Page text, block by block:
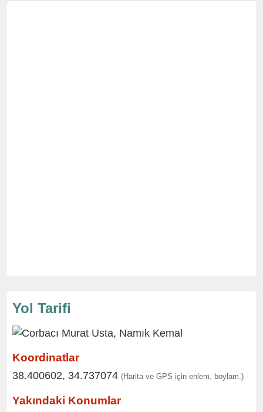
Yol Tarifi
Koordinatlar
38.400602, 34.737074 (Harita ve GPS için enlem, boylam.)
Yakındaki Konumlar